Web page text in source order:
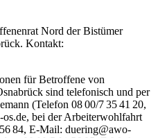
Nord der Bistümer
Kontakt:
für Betroffene von
sind telefonisch und per
(Telefon 08 00/7 35 41 20,
bei der Arbeiterwohlfahrt
84, E-Mail: duering@awo-